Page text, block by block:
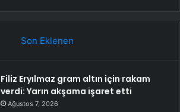
Son Eklenen
Filiz Eryılmaz gram altın için rakam
verdi: Yarın akşama işaret etti
Ağustos 7, 2026